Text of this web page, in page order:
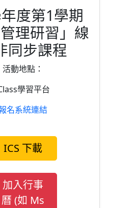
度第1學期
管理研習」線
同步課程
活動地點：
學習平台
名系統連結
ICS 下載
加入行事
曆 (如 Ms